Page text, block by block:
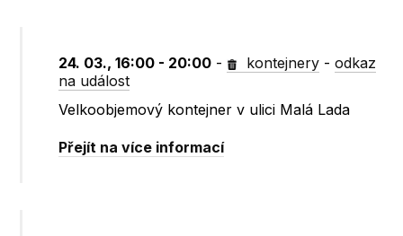
24. 03., 16:00 - 20:00 - kontejnery -odkaz
na událost
Velkoobjemový kontejner v ulici Malá Lada
Přejít na více informací